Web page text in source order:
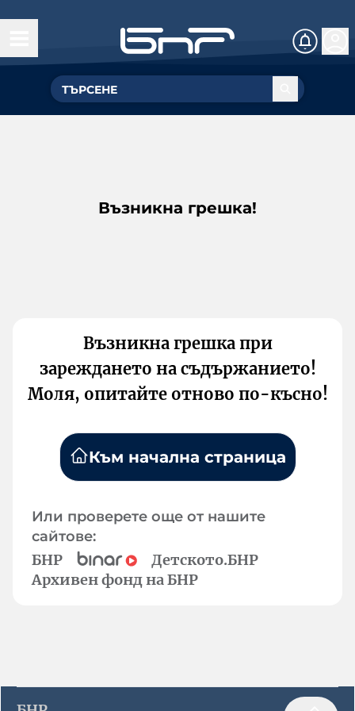
Възникна грешка!
Възникна грешка при
зареждането на съдържанието!
Моля, опитайте отново по-късно!
Към начална страница
Или проверете още от нашите
сайтове:
БНР
Детското.БНР
Архивен фонд на БНР